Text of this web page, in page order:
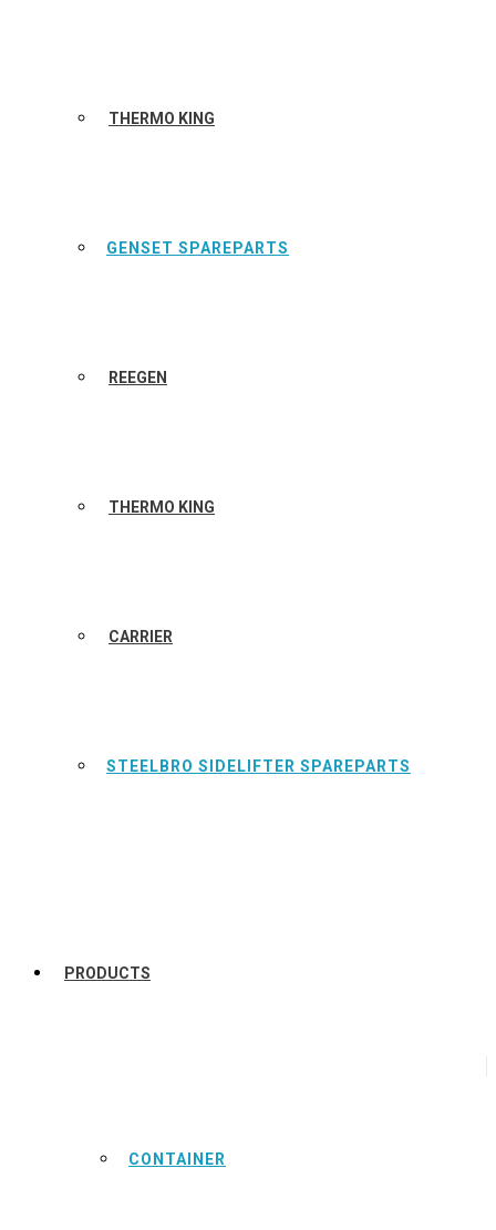
THERMO KING
GENSET SPAREPARTS
REEGEN
THERMO KING
CARRIER
STEELBRO SIDELIFTER SPAREPARTS
PRODUCTS
CONTAINER